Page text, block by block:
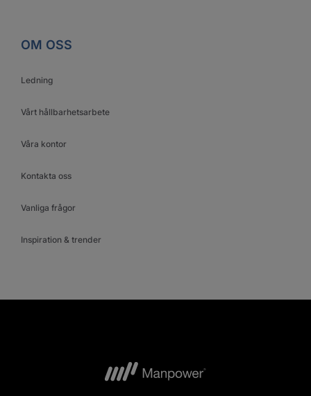
OM OSS
Ledning
Vårt hållbarhetsarbete
Våra kontor
Kontakta oss
Vanliga frågor
Inspiration & trender